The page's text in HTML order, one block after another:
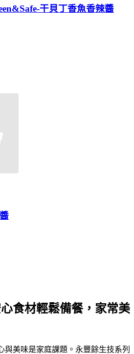
干貝丁香魚香辣醬
食材輕鬆備餐，家常美
與美味是家庭課題。永豐餘生技系列